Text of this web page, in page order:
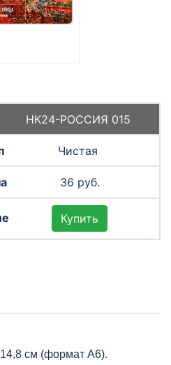
НК24-РОССИЯ 015
Чистая
36 руб.
Купить
14,8 см (формат А6).